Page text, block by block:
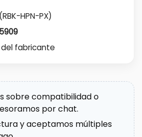
HPN-PX)
fabricante
sobre compatibilidad o
por chat.
y aceptamos múltiples